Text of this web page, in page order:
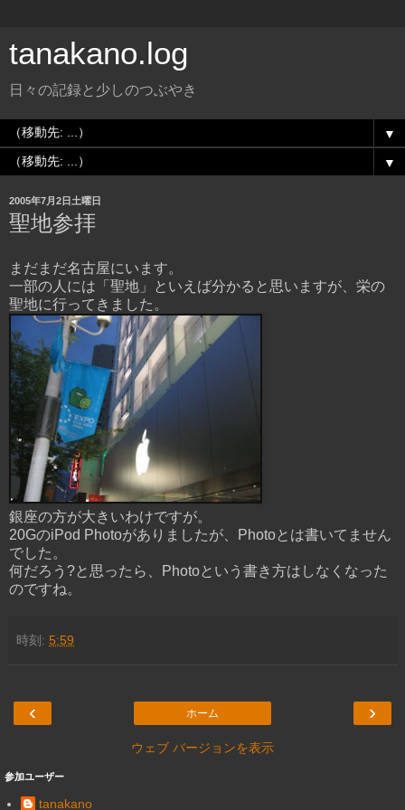
tanakano.log
日々の記録と少しのつぶやき
▼
▼
2005年7月2日土曜日
聖地参拝
まだまだ名古屋にいます。
一部の人には「聖地」といえば分かると思いますが、栄の
聖地に行ってきました。
銀座の方が大きいわけですが。
20GのiPod Photoがありましたが、Photoとは書いてません
でした。
何だろう?と思ったら、Photoという書き方はしなくなった
のですね。
時刻: 5:59
‹ ›
ホーム
ウェブ バージョンを表示
参加ユーザー
tanakano